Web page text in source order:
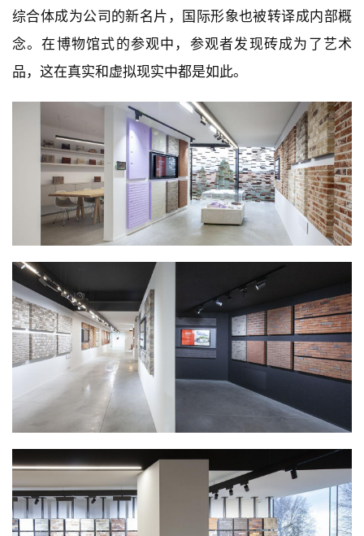
综合体成为公司的新名片，国际形象也被转译成内部概
念。在博物馆式的参观中，参观者发现砖成为了艺术
品，这在真实和虚拟现实中都是如此。